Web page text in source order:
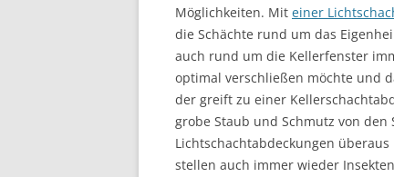
Möglichkeiten. Mit einer
die Schächte rund um das
auch rund um die Kellerfenster
optimal verschließen möchte und
der greift zu einer
grobe Staub und Schmutz von
Lichtschachtabdeckungen
stellen auch immer wieder